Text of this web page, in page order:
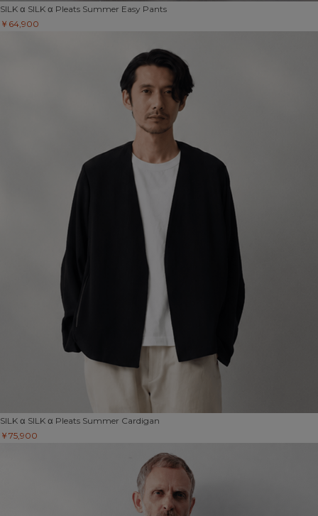
SILK α SILK α Pleats Summer Easy Pants
￥64,900
SILK α SILK α Pleats Summer Cardigan
￥75,900